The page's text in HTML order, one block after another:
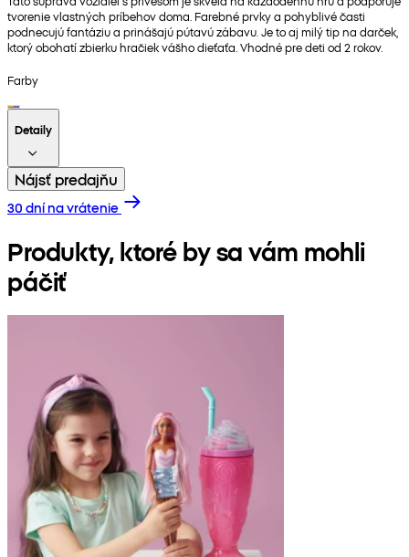
tvorenie vlastných príbehov doma. Farebné prvky a pohyblivé časti
podnecujú fantáziu a prinášajú pútavú zábavu. Je to aj milý tip na darček,
ktorý obohatí zbierku hračiek vášho dieťaťa. Vhodné pre deti od 2 rokov.
Farby
Detaily
Nájsť predajňu
30 dní na vrátenie
Produkty, ktoré by sa vám mohli
páčiť